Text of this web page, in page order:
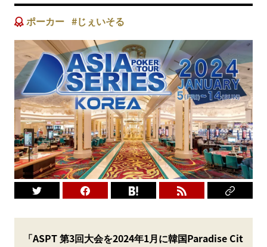
ポーカー じぇいそる
「ASPT 第3回大会を2024年1月に韓国Paradise Cit